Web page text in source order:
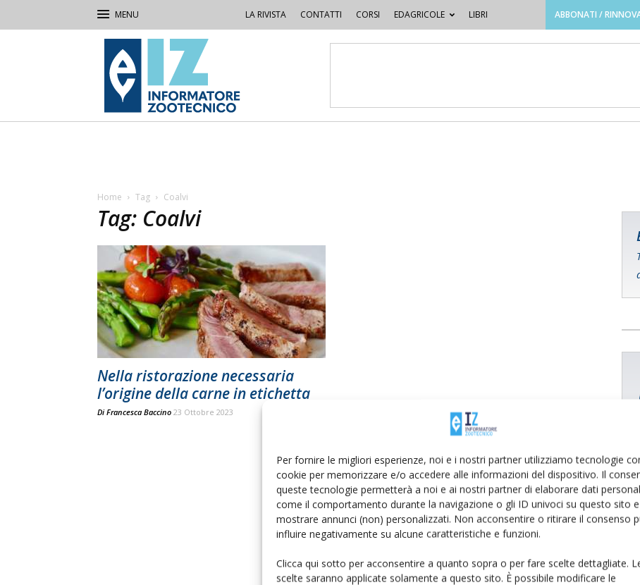
Per fornire le migliori esperienze, noi e i nostri partner utilizziamo tecnologie
cookie per memorizzare e/o accedere alle informazioni del dispositivo. Il
queste tecnologie permetterà a noi e ai nostri partner di elaborare dati
come il comportamento durante la navigazione o gli ID univoci su questo sito
mostrare annunci (non) personalizzati. Non acconsentire o ritirare il consenso
influire negativamente su alcune caratteristiche e funzioni.
Clicca qui sotto per acconsentire a quanto sopra o per fare scelte dettagliate.
scelte saranno applicate solamente a questo sito. È possibile modificare le
LA RIVISTA CONTATTI CORSI EDAGRICOLE LIBRI ABBONATI /
IZ
Informatore
Zootecnico
Home Tag Coalvi
Tag: Coalvi
Nella ristorazione necessaria
l’origine della carne in etichetta
Di Francesca Baccino 23 Ottobre 2023